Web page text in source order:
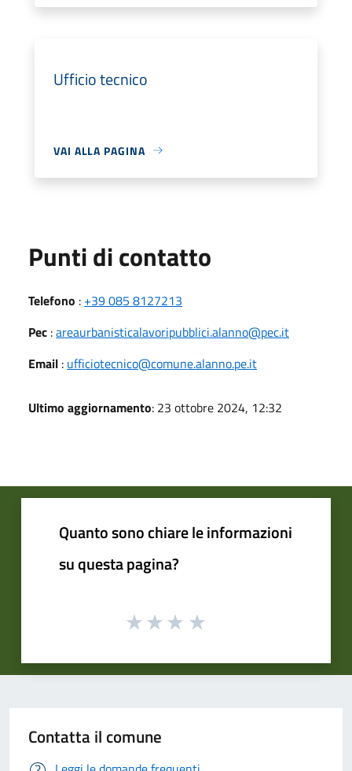
Ufficio tecnico
VAI ALLA PAGINA
Punti di contatto
Telefono : +39 085 8127213
Pec :areaurbanisticalavoripubblici.alanno@pec.it
Email : ufficiotecnico@comune.alanno.pe.it
Ultimo aggiornamento: 23 ottobre 2024, 12:32
Quanto sono chiare le informazioni
su questa pagina?
Contatta il comune